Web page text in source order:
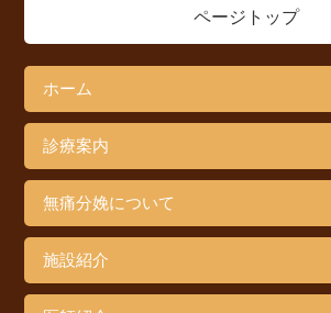
ページトップ
ホーム
診療案内
無痛分娩について
施設紹介